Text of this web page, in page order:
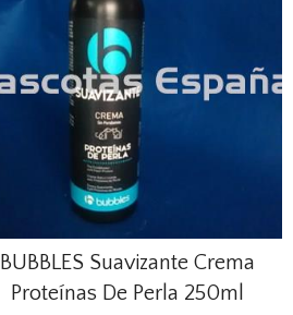
BUBBLES Suavizante Crema
Proteínas De Perla 250ml